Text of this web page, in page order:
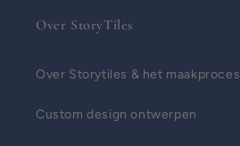
Over StoryTiles
Over Storytiles & het maakproces
Custom design ontwerpen